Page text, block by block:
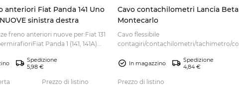
anteriori Fiat Panda 141 Uno
sinistra destra
freno anteriori nuove per:Fiat 131
Panda 1 (141, 141A)...
Spedizione
5,98 €
Prezzo di listino
Cavo contachilometri Lancia Beta
Montecarlo
Cavo flessibile
contagiri/contachilometri/tachimetro/
In magazzino
Spedizione
4,84 €
Prezzo di listino